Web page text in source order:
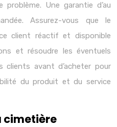
Une garantie d’au
Assurez-vous que le
client réactif et disponible
et résoudre les éventuels
clients avant d’acheter pour
du produit et du service
cimetière